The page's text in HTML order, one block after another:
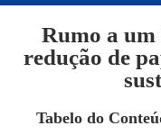
Rumo a
redução de
Tabelo do